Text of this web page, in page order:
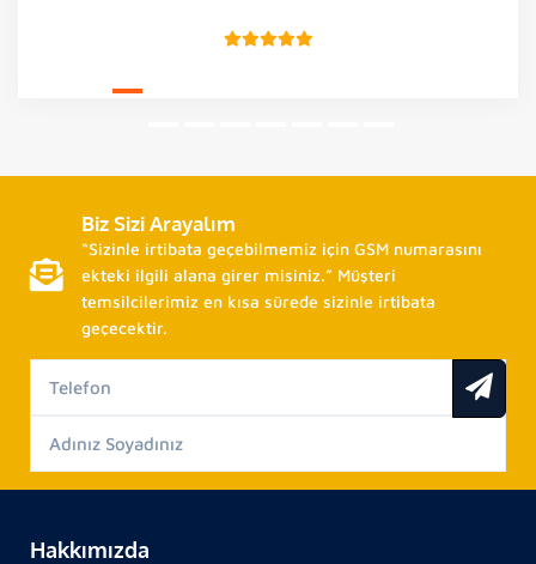
Biz Sizi Arayalım
“Sizinle irtibata geçebilmemiz için GSM numarasını
ekteki ilgili alana girer misiniz.” Müşteri
temsilcilerimiz en kısa sürede sizinle irtibata
geçecektir.
Hakkımızda